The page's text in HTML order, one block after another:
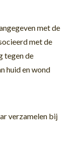
met de
met de
tegen de
huid en wond
verzamelen bij